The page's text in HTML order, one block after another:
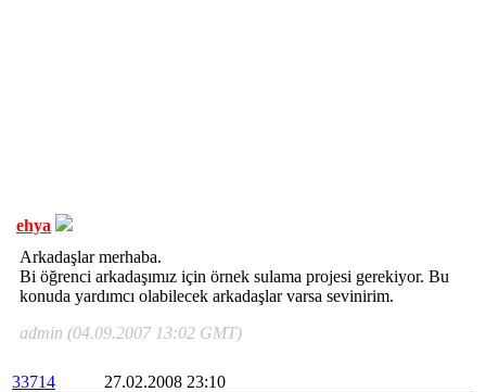
ehya
Arkadaşlar merhaba.
Bi öğrenci arkadaşımız için örnek sulama projesi gerekiyor. Bu
konuda yardımcı olabilecek arkadaşlar varsa sevinirim.
admin (04.09.2007 13:02 GMT)
33714
27.02.2008 23:10